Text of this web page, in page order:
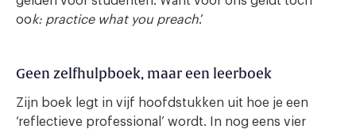
ook: practice what you preach.’
Geen zelfhulpboek, maar een leerboek
Zijn boek legt in vijf hoofdstukken uit hoe je een
‘reflectieve professional’ wordt. In nog eens vier